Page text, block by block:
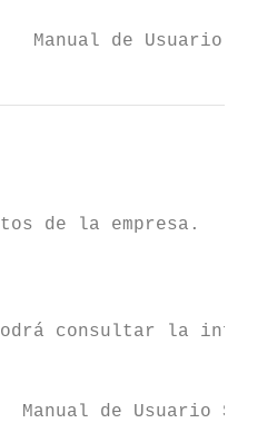
Manual de Usuario
de la empresa.
consultar la
Manual de Usuario